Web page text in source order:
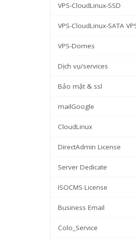
VPS-CloudLinux-SSD
VPS-CloudLinux-SATA
VPS-Domes
Dịch vụ/services
Bảo mật & ssl
mailGoogle
CloudLinux
DirectAdmin License
Server Dedicate
ISOCMS License
Business Email
Colo_Service